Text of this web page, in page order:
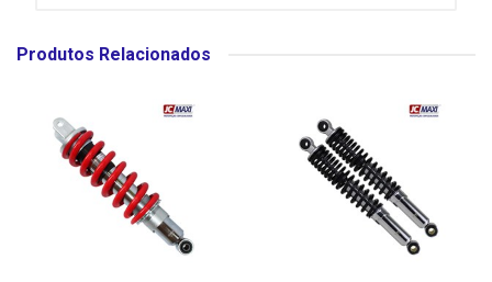
Produtos Relacionados